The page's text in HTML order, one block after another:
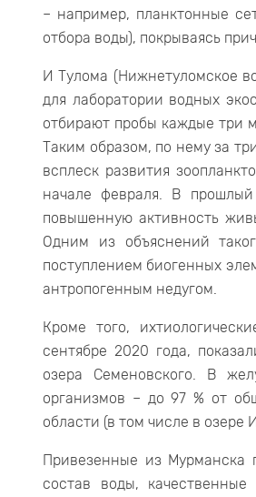
– например, планктонные
отбора воды), покрываясь
И Тулома (Нижнетуломское
для лаборатории водных
отбирают пробы каждые три
Таким образом, по нему за
всплеск развития
начале февраля. В
повышенную активность
Одним из объяснений
поступлением биогенных
антропогенным недугом.
Кроме того,
сентябре 2020 года,
озера Семеновского. В
организмов – до 97 % от
области (в том числе в озере
Привезенные из Мурманска
состав воды,